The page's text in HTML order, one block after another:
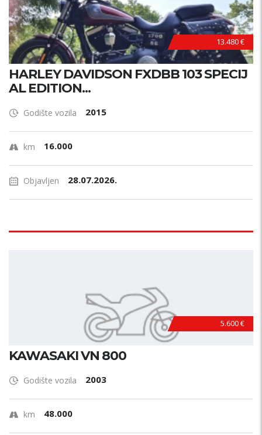
13.480 €
HARLEY DAVIDSON FXDBB 103 SPECIJ
AL EDITION...
Godište vozila 2015
km 16.000
Objavljen 28.07.2026.
5.600 €
KAWASAKI VN 800
Godište vozila 2003
km 48.000